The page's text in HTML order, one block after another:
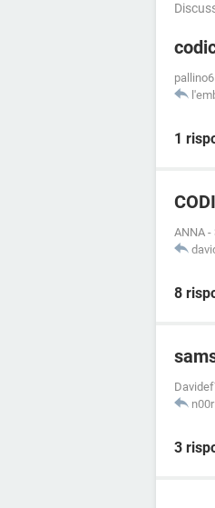
1
ANNA -
8
n00r
3